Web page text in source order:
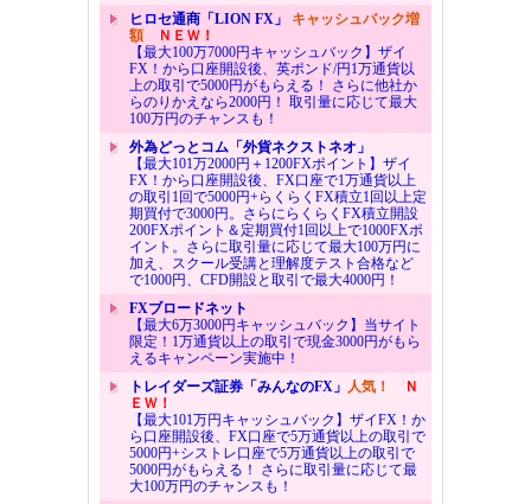
ヒロセ通商「LION FX」 キャッシュバック増
額ＮＥＷ！
【最大100万7000円キャッシュバック】ザイ
FX！から口座開設後、英ポンド/円1万通貨以
上の取引で5000円がもらえる！ さらに他社か
らのりかえなら2000円！ 取引量に応じて最大
100万円のチャンスも！
外為どっとコム「外貨ネクストネオ」
【最大101万2000円＋1200FXポイント】ザイ
FX！から口座開設後、FX口座で1万通貨以上
の取引1回で5000円+らくらくFX積立1回以上定
期買付で3000円。さらにらくらくFX積立開設
200FXポイント＆定期買付1回以上で1000FXポ
イント。さらに取引量に応じて最大100万円に
加え、スクール受講と理解度テスト合格など
で1000円、CFD開設と取引で最大4000円！
FXブロードネット
【最大6万3000円キャッシュバック】当サイト
限定！1万通貨以上の取引で現金3000円がもら
えるキャンペーン実施中！
トレイダーズ証券「みんなのFX」 人気！
Ｎ
ＥＷ！
【最大101万円キャッシュバック】ザイFX！か
ら口座開設後、FX口座で5万通貨以上の取引で
5000円+シストレ口座で5万通貨以上の取引で
5000円がもらえる！ さらに取引量に応じて最
大100万円のチャンスも！